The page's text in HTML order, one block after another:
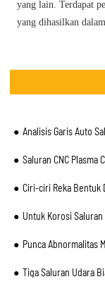
yang lain. Terdapat
yang dihasilkan
Analisis Garis Auto
Saluran CNC Plasma
Ciri-ciri Reka Bentuk
Untuk Korosi
Punca Abnormalitas
Tiga Saluran Udara